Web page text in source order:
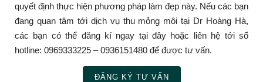
quyết định thực hiện phương pháp làm đẹp này. Nếu các bạn
đang quan tâm tới dịch vụ thu mỏng môi tại Dr Hoàng Hà,
các bạn có thể đăng kí ngay tại đây hoặc liên hệ tới số
hotline: 0969333225 – 0936151480 để được tư vấn.
ĐĂNG KÝ TƯ VẤN